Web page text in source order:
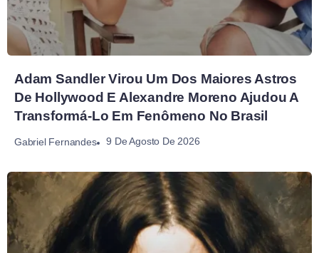
Adam Sandler Virou Um Dos Maiores Astros
De Hollywood E Alexandre Moreno Ajudou A
Transformá-Lo Em Fenômeno No Brasil
Gabriel Fernandes 9 De Agosto De 2026